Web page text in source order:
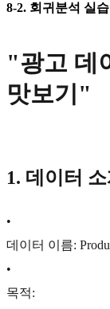
8-2. 회귀분석 실습
"광고 데
맛보기"
1. 데이터 소
•
데이터 이름:
•
목적: